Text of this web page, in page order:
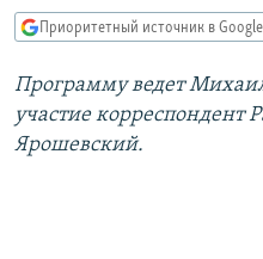
СИБИРЬ.РЕАЛИИ
ПОДПИШИТЕСЬ НА
СОЦИАЛЬНЫЕ СЕТИ
Приоритетный источник в Google
Программу ведет
участие корреспондент
Ярошевский.